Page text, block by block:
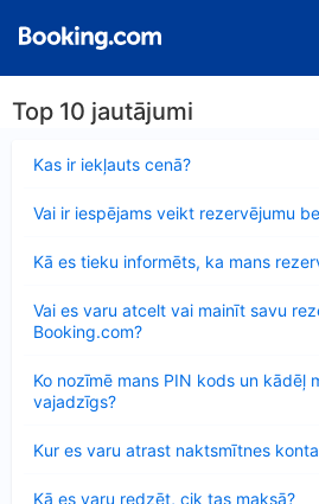
Top 10 jautājumi
Kas ir iekļauts cenā?
Vai ir iespējams veikt rezervējumu
Kā es tieku informēts, ka mans
Vai es varu atcelt vai mainīt savu
Booking.com?
Ko nozīmē mans PIN kods un kādēļ
vajadzīgs?
Kur es varu atrast naktsmītnes
Kā es varu redzēt, cik tas maksā?